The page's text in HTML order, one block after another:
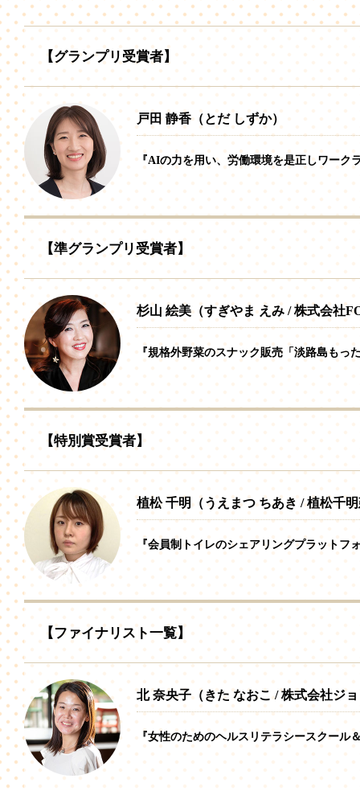
【グランプリ受賞者】
戸田 静香（とだ しずか）
『AIの力を用い、労働環境を是正しワーク
【準グランプリ受賞者】
杉山 絵美（すぎやま えみ / 株式会社
『規格外野菜のスナック販売「淡路島もっ
【特別賞受賞者】
植松 千明（うえまつ ちあき / 植松千
『会員制トイレのシェアリングプラットフ
【ファイナリスト一覧】
北 奈央子（きた なおこ / 株式会社ジ
『女性のためのヘルスリテラシースクール